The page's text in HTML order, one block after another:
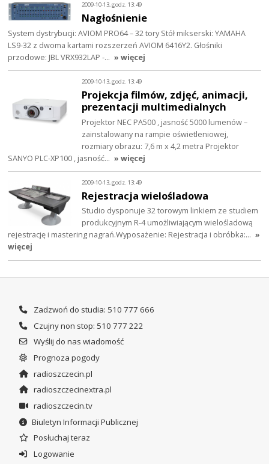
2009-10-13, godz. 13:49
Nagłośnienie
System dystrybucji: AVIOM PRO64 – 32 tory Stół mikserski: YAMAHA
LS9-32 z dwoma kartami rozszerzeń AVIOM 6416Y2. Głośniki
przodowe: JBL VRX932LAP -… » więcej
2009-10-13, godz. 13:49
Projekcja filmów, zdjęć, animacji,
prezentacji multimedialnych
Projektor NEC PA500 , jasność 5000 lumenów –
zainstalowany na rampie oświetleniowej,
rozmiary obrazu: 7,6 m x 4,2 metra Projektor
SANYO PLC-XP100 , jasność… » więcej
2009-10-13, godz. 13:49
Rejestracja wielośladowa
Studio dysponuje 32 torowym linkiem ze studiem
produkcyjnym R-4 umożliwiającym wielośladową
rejestrację i mastering nagrań.Wyposażenie: Rejestracja i obróbka:… »
więcej
Zadzwoń do studia: 510 777 666
Czujny non stop: 510 777 222
Wyślij do nas wiadomość
Prognoza pogody
radioszczecin.pl
radioszczecinextra.pl
radioszczecin.tv
Biuletyn Informacji Publicznej
Posłuchaj teraz
Logowanie